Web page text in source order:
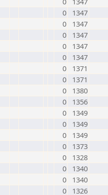
0
1347
0
1347
0
1347
0
1347
0
1347
0
1371
0
1371
0
1380
0
1356
0
1349
0
1349
0
1349
0
1373
0
1328
0
1340
0
1340
0
1326